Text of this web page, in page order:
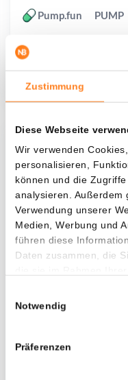
Zustimmung
Diese Webseite
Wir verwenden
personalisieren,
können und die
analysieren. Außerdem
Verwendung unserer
Medien, Werbung und
führen diese
Daten zusammen, die
Notwendig
Präferenzen
Zie hoeveel
je dollar-cost
Hätte investiert
$
Pump.fun PUMP